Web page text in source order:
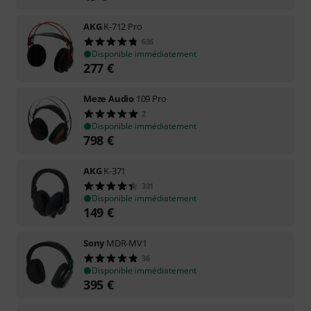
AKGK-712 Pro
636
Disponible immédiatement
277 €
Meze Audio 109 Pro
2
Disponible immédiatement
798 €
AKGK-371
331
Disponible immédiatement
149 €
Sony MDR-MV1
36
Disponible immédiatement
395 €